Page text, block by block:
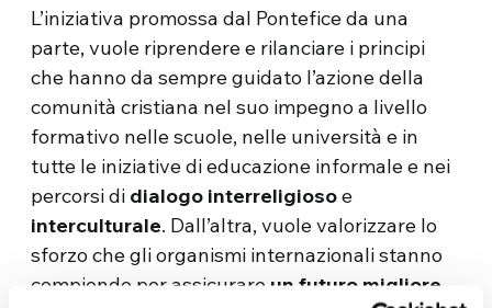
L’iniziativa promossa dal Pontefice da una
parte, vuole riprendere e rilanciare i principi
che hanno da sempre guidato l’azione della
comunità cristiana nel suo impegno a livello
formativo nelle scuole, nelle università e in
tutte le iniziative di educazione informale e nei
percorsi di dialogo interreligiosoe
interculturale. Dall’altra, vuole valorizzare lo
sforzo che gli organismi internazionali stanno
compiendo per assicurare un futuro migliore